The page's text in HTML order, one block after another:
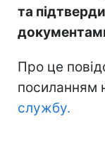
та
Про це
посиланням
службу.